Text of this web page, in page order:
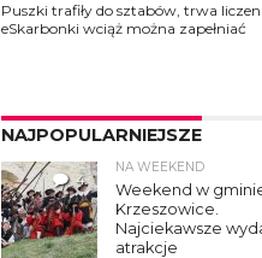
Puszki trafiły do sztabów, trwa
eSkarbonki wciąż można zapełniać
NAJPOPULARNIEJSZE
4
NA WEEKEND
Weekend w
Krzeszowice.
Najciekawsze
atrakcje